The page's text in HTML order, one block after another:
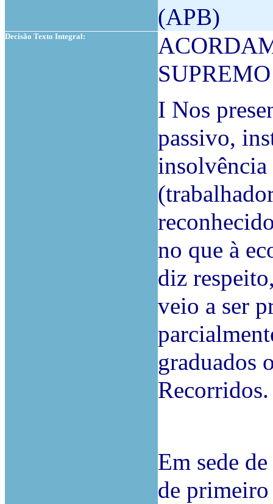
(APB)
Decisão Texto Integral:
I Nos
passivo,
no que à
diz
veio a ser
graduados
Recorridos.
Em sede
de primeiro